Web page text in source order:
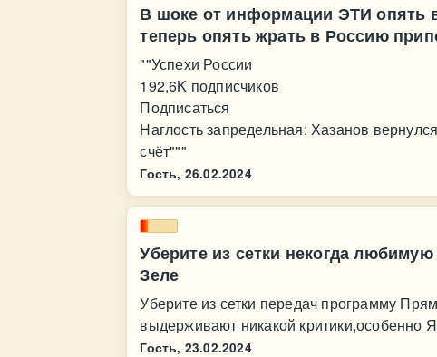
В шоке от информации ЭТИ опять
теперь опять жрать в Россию
""Успехи России
192,6K подписчиков
Подписаться
Наглость запредельная: Хазанов
счёт"""
Гость, 26.02.2024
Уберите из сетки некогда
Зеле
Уберите из сетки передач программу
выдерживают никакой критики,особенно
Гость, 23.02.2024